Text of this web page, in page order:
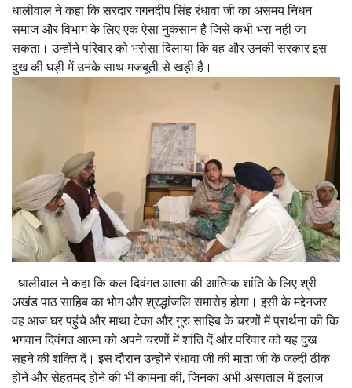
धालीवाल ने कहा कि सरदार गगनदीप सिंह रंधावा जी का असमय निधन
समाज और विभाग के लिए एक ऐसा नुकसान है जिसे कभी भरा नहीं जा
सकता। उन्होंने परिवार को भरोसा दिलाया कि वह और उनकी सरकार इस
दुख की घड़ी में उनके साथ मजबूती से खड़ी है।
धालीवाल ने कहा कि कल दिवंगत आत्मा की आत्मिक शांति के लिए श्री
अखंड पाठ साहिब का भोग और श्रद्धांजलि समारोह होगा। इसी के मद्देनजर
वह आज घर पहुंचे और माथा टेका और गुरु साहिब के चरणों में प्रार्थना की कि
भगवान दिवंगत आत्मा को अपने चरणों में शांति दें और परिवार को यह दुख
सहने की शक्ति दें। इस दौरान उन्होंने रंधावा जी की माता जी के जल्दी ठीक
होने और सेहतमंद होने की भी कामना की, जिनका अभी अस्पताल में इलाज